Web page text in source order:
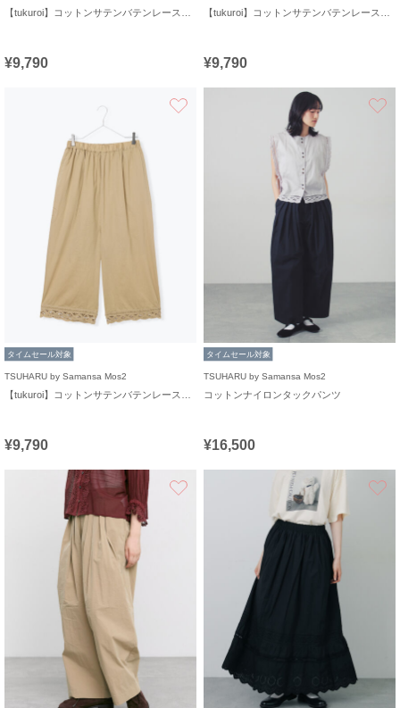
¥9,790 ¥9,790
タイムセール対象
TSUHARU by Samansa Mos2
¥9,790
タイムセール対象
TSUHARU by Samansa Mos2
コットンナイロンタックパンツ
¥16,500